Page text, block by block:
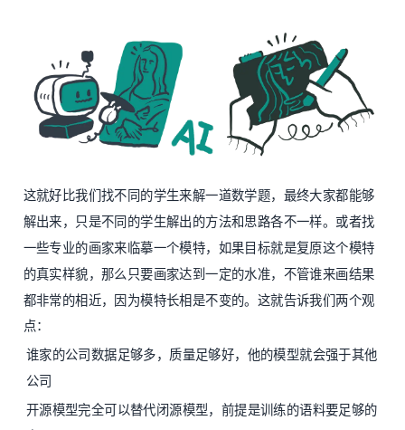
这就好比我们找不同的学生来解一道数学题，最终大家都能够
解出来，只是不同的学生解出的方法和思路各不一样。或者找
一些专业的画家来临摹一个模特，如果目标就是复原这个模特
的真实样貌，那么只要画家达到一定的水准，不管谁来画结果
都非常的相近，因为模特长相是不变的。这就告诉我们两个观
点：
谁家的公司数据足够多，质量足够好，他的模型就会强于其他
公司
开源模型完全可以替代闭源模型，前提是训练的语料要足够的